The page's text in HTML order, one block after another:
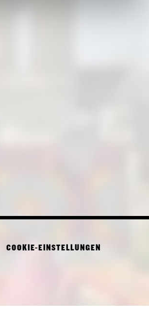
COOKIE-EINSTELLUNGEN